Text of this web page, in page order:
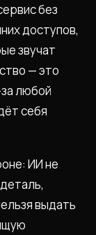
без
доступов,
звучат
— это
любой
себя
ИИ не
выдать